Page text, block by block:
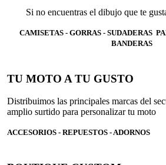
Si no encuentras el dibujo que te
CAMISETAS - GORRAS - SUDADERAS
BANDERAS
TU MOTO A TU GUSTO
Distribuimos las principales marcas del
amplio surtido para personalizar tu moto
ACCESORIOS - REPUESTOS - ADORNOS